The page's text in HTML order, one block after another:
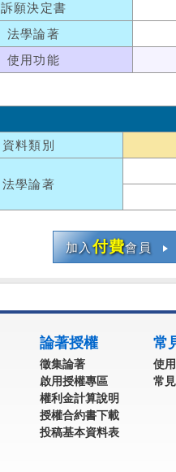
訴願決定書
法學論著
使用功能
資料類別
法學論著
加入付費會員
論著授權
徵集論著
啟用授權專區
權利金計算說明
授權合約書下載
投稿基本資料表
常
使
常